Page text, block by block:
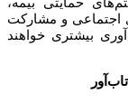
اجتماعی و مشارکت
بیشتری خواهند